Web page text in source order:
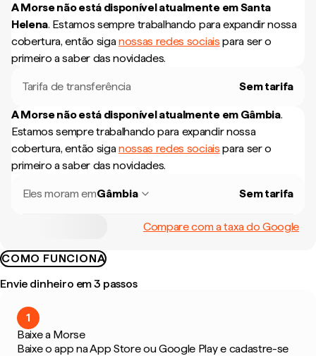
A Morse não está disponível atualmente emSanta
Helena. Estamos sempre trabalhando para expandir nossa
cobertura, então siganossas redes sociais para ser o
primeiro a saber das novidades.
Tarifa de transferência Sem tarifa
A Morse não está disponível atualmente em Gâmbia.
Estamos sempre trabalhando para expandir nossa
cobertura, então siganossas redes sociais para ser o
primeiro a saber das novidades.
Eles moram emGâmbia Sem tarifa
Compare com a taxa do Google
COMO FUNCIONA
Envie dinheiro em 3 passos
1
Baixe a Morse
Baixe o app na App Store ou Google Play e cadastre-se